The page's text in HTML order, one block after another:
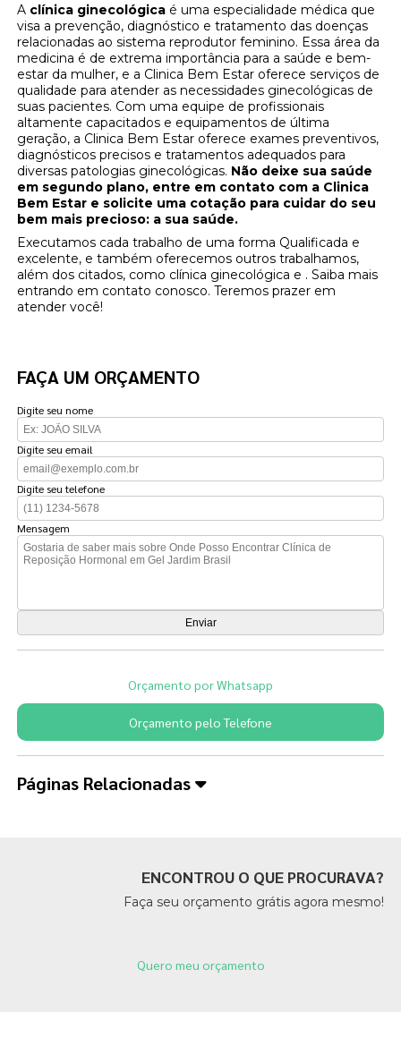
A clínica ginecológica é uma especialidade médica que
visa a prevenção, diagnóstico e tratamento das doenças
relacionadas ao sistema reprodutor feminino. Essa área da
medicina é de extrema importância para a saúde e bem-
estar da mulher, e a Clinica Bem Estar oferece serviços de
qualidade para atender as necessidades ginecológicas de
suas pacientes. Com uma equipe de profissionais
altamente capacitados e equipamentos de última
geração, a Clinica Bem Estar oferece exames preventivos,
diagnósticos precisos e tratamentos adequados para
diversas patologias ginecológicas. Não deixe sua saúde
em segundo plano, entre em contato com a Clinica
Bem Estar e solicite uma cotação para cuidar do seu
bem mais precioso: a sua saúde.
Executamos cada trabalho de uma forma Qualificada e
excelente, e também oferecemos outros trabalhamos,
além dos citados, como clínica ginecológica e . Saiba mais
entrando em contato conosco. Teremos prazer em
atender você!
FAÇA UM ORÇAMENTO
Digite seu nome
Digite seu email
Digite seu telefone
Mensagem
Orçamento por Whatsapp
Orçamento pelo Telefone
Páginas Relacionadas
ENCONTROU O QUE PROCURAVA?
Faça seu orçamento grátis agora mesmo!
Quero meu orçamento